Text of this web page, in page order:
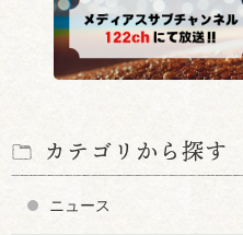
カテゴリから探す
ニュース